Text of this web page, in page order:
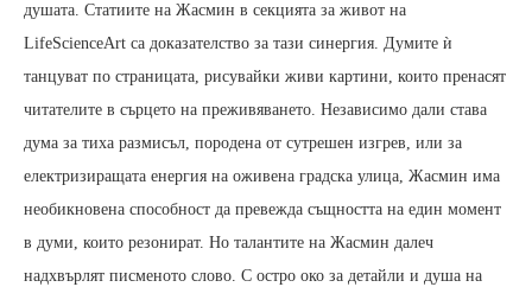
душата. Статиите на Жасмин в секцията за живот на
LifeScienceArt са доказателство за тази синергия. Думите ѝ
танцуват по страницата, рисувайки живи картини, които пренасят
читателите в сърцето на преживяването. Независимо дали става
дума за тиха размисъл, породена от сутрешен изгрев, или за
електризиращата енергия на оживена градска улица, Жасмин има
необикновена способност да превежда същността на един момент
в думи, които резонират. Но талантите на Жасмин далеч
надхвърлят писменото слово. С остро око за детайли и душа на